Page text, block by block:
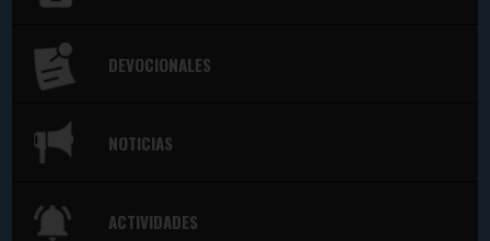
DEVOCIONALES
NOTICIAS
ACTIVIDADES